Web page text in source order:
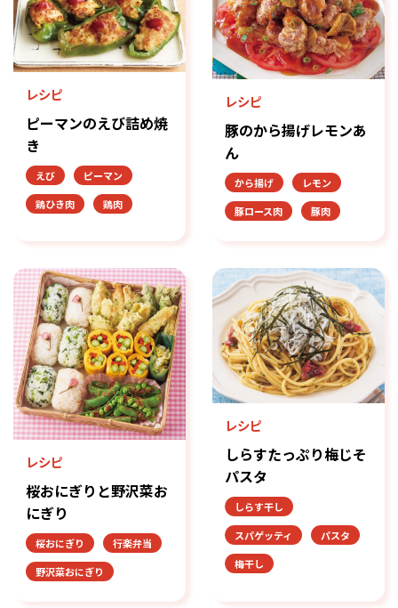
レシピ
ピーマンのえび詰め焼
き
えび
ピーマン
鶏ひき肉
鶏肉
レシピ
豚のから揚げレモンあ
ん
から揚げ
レモン
豚ロース肉
豚肉
レシピ
桜おにぎりと野沢菜お
にぎり
桜おにぎり
行楽弁当
野沢菜おにぎり
レシピ
しらすたっぷり梅じそ
パスタ
しらす干し
スパゲッティ
パスタ
梅干し